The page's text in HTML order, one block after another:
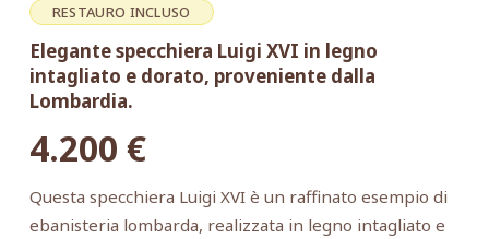
RESTAURO INCLUSO
Elegante specchiera Luigi XVI in legno
intagliato e dorato, proveniente dalla
Lombardia.
4.200 €
Questa specchiera Luigi XVI è un raffinato esempio di
ebanisteria lombarda, realizzata in legno intagliato e